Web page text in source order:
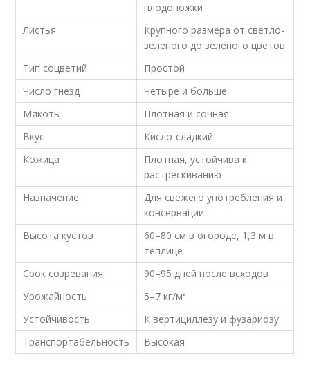
плодоножки
Листья
Крупного размера от светло-
зеленого до зеленого цветов
Тип соцветий
Простой
Число гнезд
Четыре и больше
Мякоть
Плотная и сочная
Вкус
Кисло-сладкий
Кожица
Плотная, устойчива к
растрескиванию
Назначение
Для свежего употребления и
консервации
Высота кустов
60–80 см в огороде, 1,3 м в
теплице
Срок созревания
90–95 дней после всходов
Урожайность
5–7 кг/м²
Устойчивость
К вертициллезу и фузариозу
Транспортабельность
Высокая